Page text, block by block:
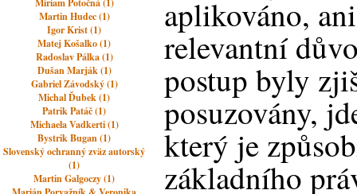
Miriam Potočná (1)
Martin Hudec (1)
Igor Krist (1)
Matej Košalko (1)
Radoslav Pálka (1)
Dušan Marják (1)
Gabriel Závodský (1)
Michal Ďubek (1)
Patrik Patáč (1)
Michaela Vadkerti (1)
Bystrik Bugan (1)
Slovenský ochranný zväz autorský
(1)
Martin Galgoczy (1)
aplikováno,
relevantní
postup byly
posuzovány,
který je
základního